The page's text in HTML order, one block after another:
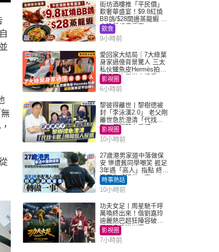
街坊酒樓推「平民價」
歎奢華盛宴！$9.8紅燒
BB鴿/$28開邊蒸龍蝦 3
大晚餐超值優惠
飲食
9小時前
愛回家大結局｜7大綠葉
身家過億背景驚人 三太
私伙鱷魚皮Hermès拍劇
蘇姐原來是半山樓后
影視圈
6小時前
黎彼得離世丨黎樹德被
封「李泳漢2.0」 老父剛
離世急於澄清「代找卡
數」傳聞惹人反感
影視圈
10小時前
27歲港男家道中落做保
安 慘遭舊同學嘲笑 捱足
3年遇「高人」指點 終辭
職宣告「轉做一事」｜
Juicy叮
時事熱話
10小時前
功夫女足丨周星馳千呼
萬喚終出來！偕劉嘉玲
迪麗熱巴超狂陣容破天
荒現身香港謝票
影視圈
7小時前